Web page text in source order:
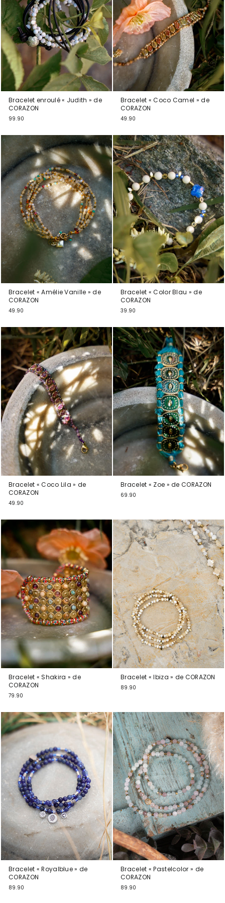
Bracelet enroulé « Judith » de
CORAZON
99.90
Bracelet « Coco Camel » de
CORAZON
49.90
Bracelet « Amélie Vanille » de
CORAZON
49.90
Bracelet « Color Blau » de
CORAZON
39.90
Bracelet « Coco Lila » de
CORAZON
49.90
Bracelet « Zoe » de CORAZON
69.90
Bracelet « Shakira » de
CORAZON
79.90
Bracelet « Ibiza » de CORAZON
89.90
Bracelet « Royalblue » de
CORAZON
89.90
Bracelet « Pastelcolor » de
CORAZON
89.90